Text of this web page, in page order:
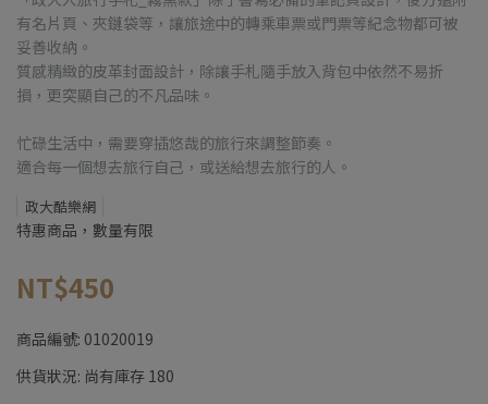
有名片頁、夾鏈袋等，讓旅途中的轉乘車票或門票等紀念物都可被
妥善收納。
質感精緻的皮革封面設計，除讓手札隨手放入背包中依然不易折
損，更突顯自己的不凡品味。
忙碌生活中，需要穿插悠哉的旅行來調整節奏。
適合每一個想去旅行自己，或送給想去旅行的人。
政大酷樂網
特惠商品，數量有限
NT$450
商品編號: 01020019
供貨狀況: 尚有庫存 180